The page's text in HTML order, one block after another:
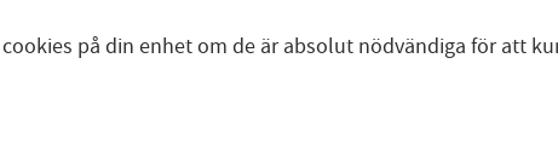
på din enhet om de är absolut nödvändiga för att